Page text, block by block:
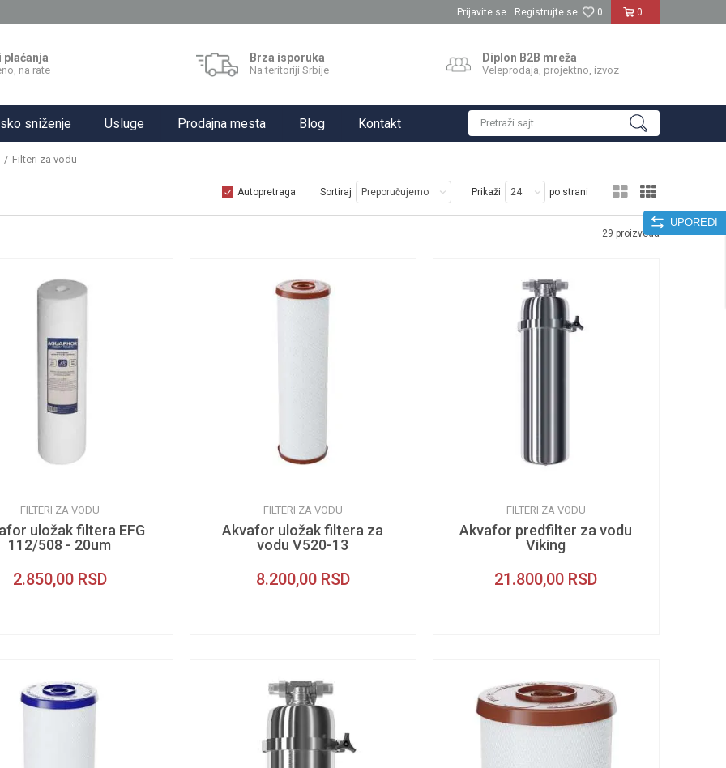
0
0
Prijavite se Registrujte se
plaćanja
na rate
Brza isporuka
Na teritoriji Srbije
Diplon B2B mreža
Veleprodaja, projektno, izvoz
sniženje Usluge Prodajna mesta Blog Kontakt Pretraži sajt
UPOREDI
Filteri za vodu
Autopretraga Sortiraj Prikaži po strani
29 proizvoda
FILTERI ZA VODU
uložak filtera EFG
112/508 - 20um
2.850,00 RSD
FILTERI ZA VODU
Akvafor uložak filtera za
vodu V520-13
8.200,00 RSD
FILTERI ZA VODU
Akvafor predfilter za vodu
Viking
21.800,00 RSD